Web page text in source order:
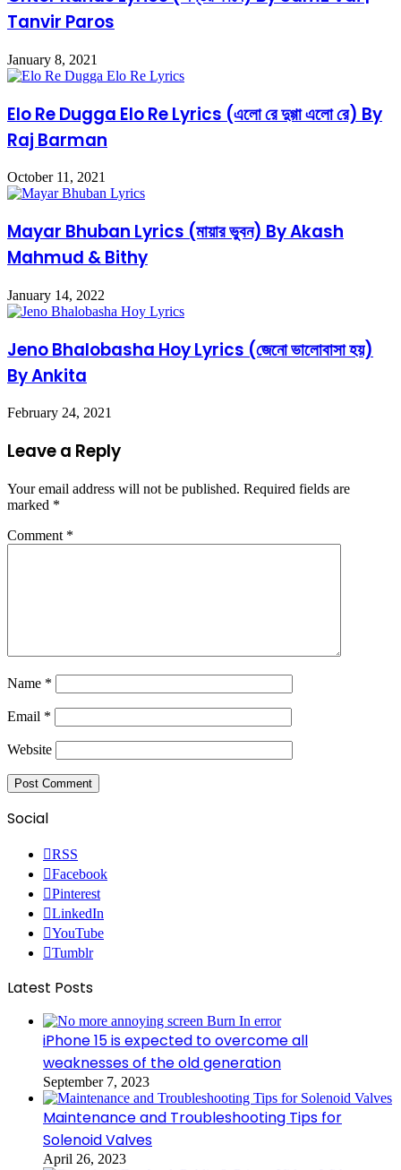
Tanvir Paros
January 8, 2021
Elo Re Dugga Elo Re Lyrics (এলো রে দুগ্গা এলো রে) By
Raj Barman
October 11, 2021
Mayar Bhuban Lyrics (মায়ার ভুবন) By Akash
Mahmud & Bithy
January 14, 2022
Jeno Bhalobasha Hoy Lyrics (জেনো ভালোবাসা হয়)
By Ankita
February 24, 2021
Leave a Reply
Your email address will not be published. Required fields are
marked *
Comment *
Name *
Email *
Website
Social
RSS
Facebook
Pinterest
LinkedIn
YouTube
Tumblr
Latest Posts
iPhone 15 is expected to overcome all
weaknesses of the old generation
September 7, 2023
Maintenance and Troubleshooting Tips for
Solenoid Valves
April 26, 2023